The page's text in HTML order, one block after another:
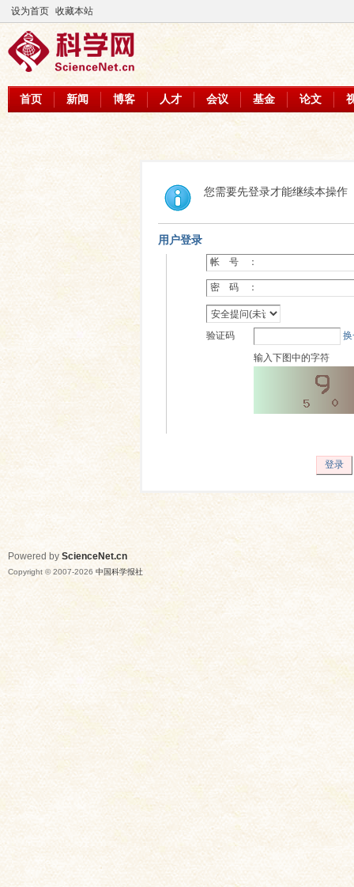
设为首页 收藏本站
首页 新闻 博客 人才 会议 基金 论文
您需要先登录才能继续本操作
用户登录
帐 号 ：
密 码 ：
验证码
输入下图中的字符
登录
Powered by ScienceNet.cn
Copyright © 2007-2026 中国科学报社